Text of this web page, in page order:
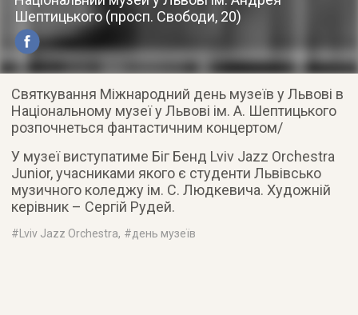
Шептицького (просп. Свободи, 20)
Святкування Міжнародний день музеїв у Львові в
Національному музеї у Львові ім. А. Шептицького
розпочнеться фантастичним концертом/
У музеї виступатиме Біг Бенд Lviv Jazz Orchestra
Junior, учасниками якого є студенти Львівсько
музичного коледжу ім. С. Людкевича. Художній
керівник – Сергій Рудей.
# Lviv Jazz Orchestra, #день музеїв